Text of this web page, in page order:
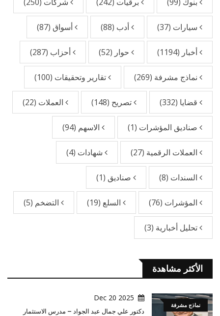
بنوك (99) برقيات (242) شركات (250)
سيارات (37) أدب (88) أسواق (87)
أخبار (1194) حوار (52) أحزاب (287)
نماذج مشرفة (269) تقارير وتحقيقات (100)
قضايا (332) تصريح (148) العملات (22)
صناديق المؤشرات (1) الاسهم (94)
العملات الرقمية (27) شهادات (4)
السندات (8) صناديق (1)
المؤشرات (76) السلع (19) التضخم (5)
تحليل أخبارية (3)
الأكثر مشاهدة
نماذج مشرفة
2025 Dec 20
دكتور علي جمال عبد الجواد – مدرس الاستثمار